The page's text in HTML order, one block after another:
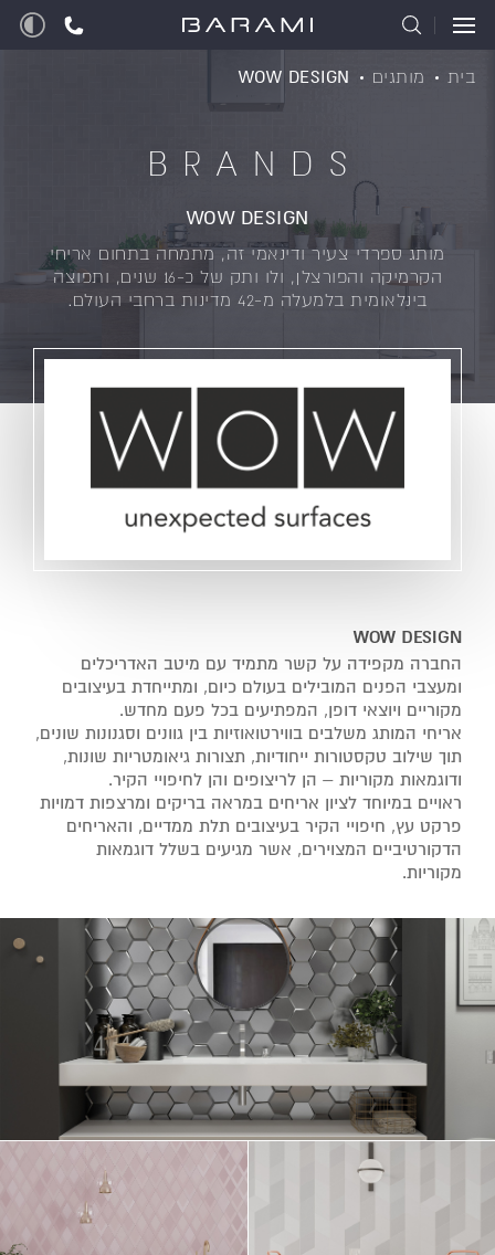
BRANDS
WOW DESIGN
מותג ספרדי צעיר ודינאמי זה, מתמחה בתחום אריחי
הקרמיקה והפורצלן, ולו ותק של כ-16 שנים, ותפוצה
בינלאומית בלמעלה מ-42 מדינות ברחבי העולם.
בית מותגים WOW DESIGN
WOW DESIGN
החברה מקפידה על קשר מתמיד עם מיטב האדריכלים
ומעצבי הפנים המובילים בעולם כיום, ומתייחדת בעיצובים
מקוריים ויוצאי דופן, המפתיעים בכל פעם מחדש.
אריחי המותג משלבים בווירטואוזיות בין גוונים וסגנונות שונים,
תוך שילוב טקסטורות ייחודיות, תצורות גיאומטריות שונות,
ודוגמאות מקוריות – הן לריצופים והן לחיפויי הקיר.
ראויים במיוחד לציון אריחים במראה בריקים ומרצפות דמויות
פרקט עץ, חיפויי הקיר בעיצובים תלת ממדיים, והאריחים
הדקורטיביים המצוירים, אשר מגיעים בשלל דוגמאות
מקוריות.